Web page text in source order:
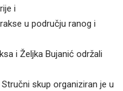
i
u području ranog i
i Željka Bujanić održali
skup organiziran je u